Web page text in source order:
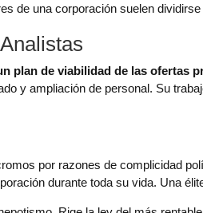
de una corporación suelen
plan de viabilidad de las ofertas
y ampliación de personal. Su
por razones de complicidad
durante toda su vida. Una